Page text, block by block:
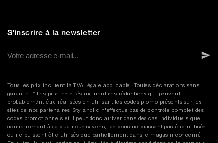
S'inscrire à la newsletter
Tous les prix incluent la TVA légale applicable. Toutes déclarations sans
garantie. * Les prix indiqués incluent des réductions qui peuvent
probablement être réalisées en utilisant les codes promo présents sur les
sites de nos partenaires. Stylaholic n'effectue pas de contrôle complet des
codes promotionnels et il peut donc arriver dans des cas individuels que,
contrairement à ce que nous savons, les bons ne puissent pas être utilisés
ou ne puissent être utilisés que partiellement dans le magasin concerné.